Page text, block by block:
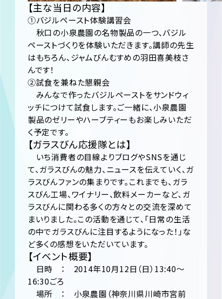
【主な当日の内容】
①バジルペースト体験講習会
秋口の小泉農園の名物製品の一つ、バジル
ペーストづくりを体験いただきます。講師の先生
はもちろん、ジャムびんむすめの羽田喜美枝さ
んです！
②試食を兼ねた懇親会
みんなで作ったバジルペーストをサンドウィ
ッチにつけて試食します。ご一緒に、小泉農園
製品のゼリーやハーブティーもお楽しみいただ
く予定です。
【ガラスびん応援隊とは】
いち消費者の目線よりブログやSNSを通じ
て、ガラスびんの魅力、ニュースを伝えていく、ガ
ラスびんファンの集まりです。これまでも、ガラ
スびん工場、ワイナリー、飲料メーカーなど、ガ
ラスびんに関わる多くの方々との交流を深めて
まいりました。この活動を通じて、「日常の生活
の中でガラスびんに注目するようになった！」な
ど多くの感想をいただいています。
【イベント概要】
日時 ： 2014年10月12日（日）13:40～
16:30ごろ
場所 ： 小泉農園（神奈川県川崎市宮前